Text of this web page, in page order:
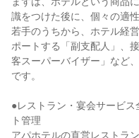
識をつけた後に、個々の適
若手のうちから、ホテル経
ポートする「副支配人」、
客スーパーバイザー」など
です。
●レストラン・宴会サービ
ト管理
アパホテルの直営レストラ